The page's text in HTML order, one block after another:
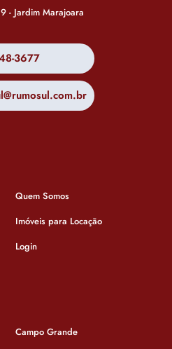
- Jardim Marajoara
3677
Quem Somos
Imóveis para Locação
Login
Campo Grande